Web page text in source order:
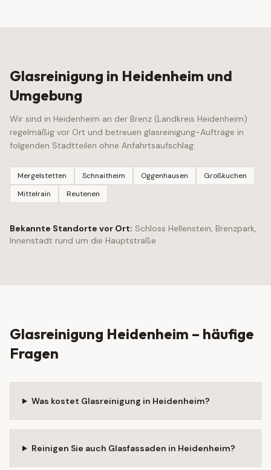
Glasreinigung in Heidenheim und
Umgebung
Wir sind in Heidenheim an der Brenz (Landkreis Heidenheim)
regelmäßig vor Ort und betreuen glasreinigung-Aufträge in
folgenden Stadtteilen ohne Anfahrtsaufschlag:
Mergelstetten Schnaitheim Oggenhausen
Großkuchen
Mittelrain
Reutenen
Bekannte Standorte vor Ort: Schloss Hellenstein, Brenzpark,
Innenstadt rund um die Hauptstraße
Glasreinigung Heidenheim – häufige
Fragen
Was kostet Glasreinigung in Heidenheim?
Reinigen Sie auch Glasfassaden in Heidenheim?